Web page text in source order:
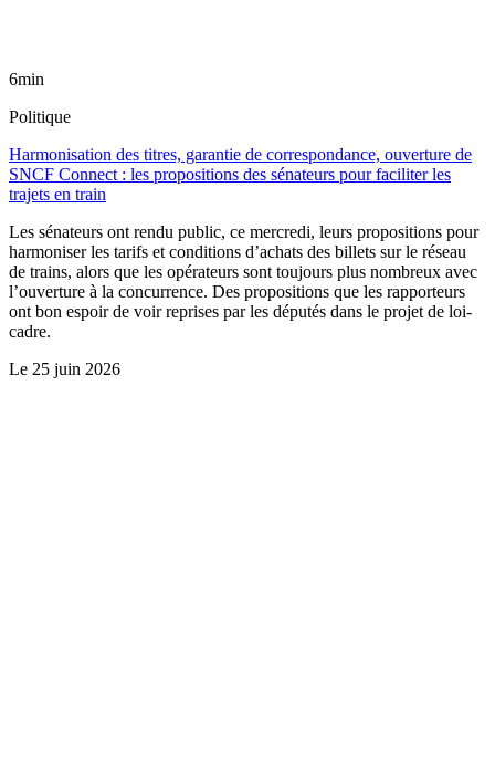
6min
Politique
Harmonisation des titres, garantie de correspondance, ouverture de
SNCF Connect : les propositions des sénateurs pour faciliter les
trajets en train
Les sénateurs ont rendu public, ce mercredi, leurs propositions pour
harmoniser les tarifs et conditions d’achats des billets sur le réseau
de trains, alors que les opérateurs sont toujours plus nombreux avec
l’ouverture à la concurrence. Des propositions que les rapporteurs
ont bon espoir de voir reprises par les députés dans le projet de loi-
cadre.
Le 25 juin 2026